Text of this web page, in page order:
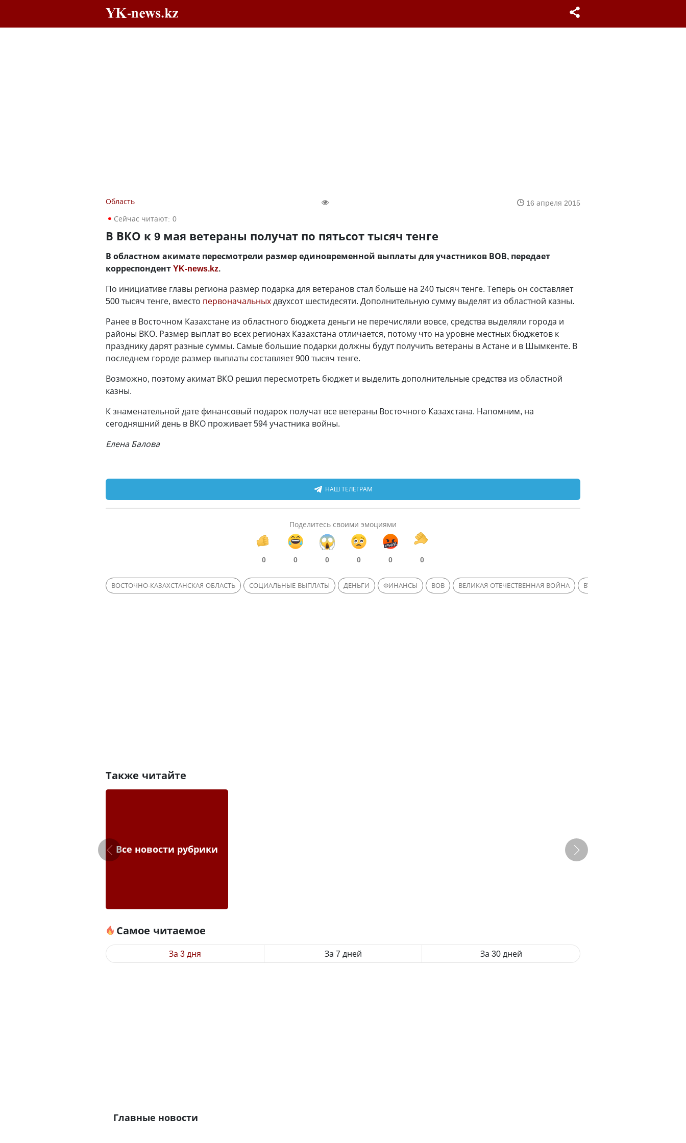
Область
16 апреля 2015
Сейчас читают: 0
В ВКО к 9 мая ветераны получат по пятьсот тысяч тенге
В областном акимате пересмотрели размер единовременной выплаты для участников ВОВ, передает
корреспондентYK-news.kz.
По инициативе главы региона размер подарка для ветеранов стал больше на 240 тысяч тенге. Теперь он составляет
500 тысяч тенге, вместо первоначальныхдвухсот шестидесяти. Дополнительную сумму выделят из областной казны.
Ранее в Восточном Казахстане из областного бюджета деньги не перечисляли вовсе, средства выделяли города и
районы ВКО. Размер выплат во всех регионах Казахстана отличается, потому что на уровне местных бюджетов к
празднику дарят разные суммы. Самые большие подарки должны будут получить ветераны в Астане и в Шымкенте. В
последнем городе размер выплаты составляет 900 тысяч тенге.
Возможно, поэтому акимат ВКО решил пересмотреть бюджет и выделить дополнительные средства из областной
казны.
К знаменательной дате финансовый подарок получат все ветераны Восточного Казахстана. Напомним, на
сегодняшний день в ВКО проживает 594 участника войны.
Елена Балова
НАШ ТЕЛЕГРАМ
Поделитесь своими эмоциями
0 0 0 0 0 0
ВОСТОЧНО-КАЗАХСТАНСКАЯ ОБЛАСТЬ СОЦИАЛЬНЫЕ ВЫПЛАТЫ ДЕНЬГИ ФИНАНСЫ ВОВ ВЕЛИКАЯ ОТЕЧЕСТВЕННАЯ ВОЙНА ВТОРАЯ МИРОВАЯ ВОЙНА
Также читайте
Все новости рубрики
Самое читаемое
За 3 дня За 7 дней За 30 дней
Главные новости